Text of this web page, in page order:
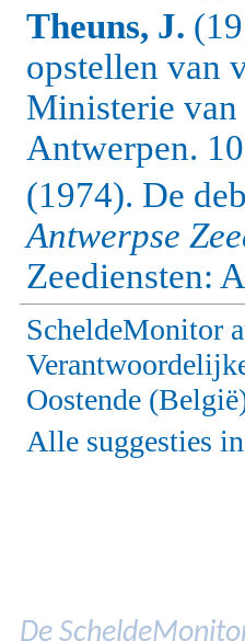
Theuns, J.
opstellen van
Ministerie van
Antwerpen.
(1974). De
Antwerpse
Zeediensten:
ScheldeMonitor
Oostende
Alle suggesties
De